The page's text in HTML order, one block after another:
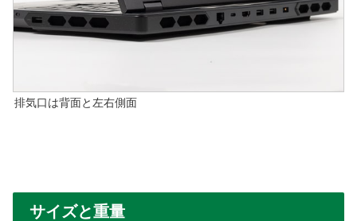
排気口は背面と左右側面
サイズと重量